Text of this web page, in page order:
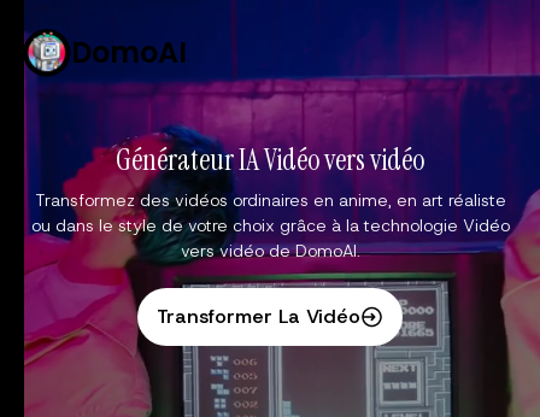
DomoAI
Générateur IA Vidéo vers vidéo
Transformez des vidéos ordinaires en anime, en art réaliste
ou dans le style de votre choix grâce à la technologie Vidéo
vers vidéo de DomoAI.
Transformer La Vidéo